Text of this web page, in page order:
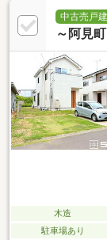
中古売戸
～阿見
木造
駐車場あり